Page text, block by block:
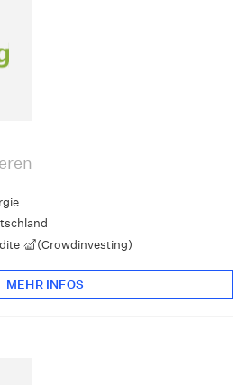
(Crowdinvesting)
MEHR INFOS